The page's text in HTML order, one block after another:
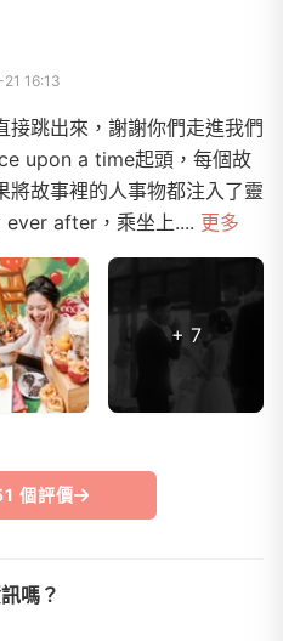
16:13
跳出來，謝謝你們走進我們
upon a time起頭，每個故
將故事裡的人事物都注入了靈
after，乘坐上.... 更多
+ 7
個評價
嗎？